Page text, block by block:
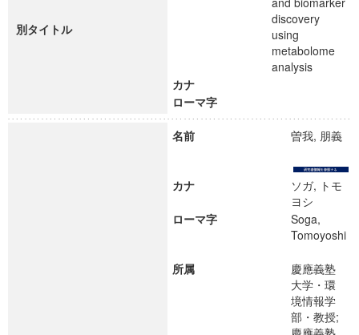
別タイトル
discovery
using
metabolome
analysis
カナ
ローマ字
名前 曽我, 朋義
カナ
ソガ, トモ
ヨシ
ローマ字
Soga,
Tomoyoshi
所属
慶應義塾
大学・環
境情報学
部・教授;